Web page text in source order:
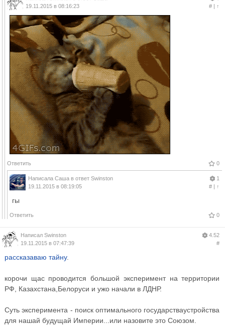
19.11.2015 в 08:16:23
#| ↑
Ответить 0
Написала Саша в ответ Swinston
19.11.2015 в 08:19:05
1
#| ↑
гы
Ответить 0
Написал Swinston
19.11.2015 в 07:47:39
4.52
#
рассказаваю тайну.
корочи щас проводится большой эксперимент на территории
РФ, Казахстана,Белоруси и ужо начали в ЛДНР.
Суть эксперимента - поиск оптимального государстваустройства
для нашай будущай Империи...или назовите это Союзом.